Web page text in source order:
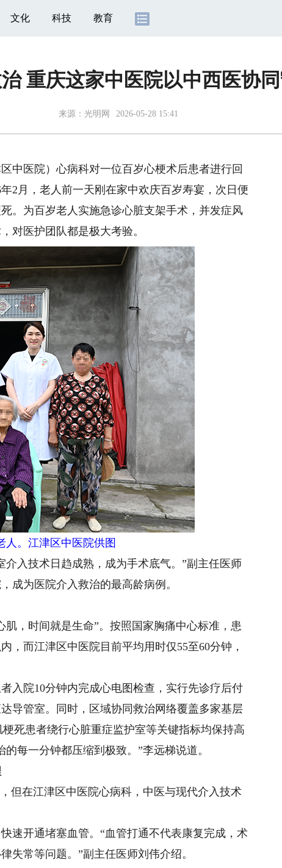
文化 科技 教育
重庆这家中医院以中西医协
来源： 光明网 2026-05-28 15:41
医院）心病科对一位百岁心梗术后患者进行回
2月，老人前一天刚在家中欢庆百岁寿宴，次日便
。为百岁老人实施急诊心脏支架手术，并发症风
对医护团队都是极大考验。
人。江津区中医院供图
入技术日趋成熟，成为手术底气。”副主任医师
成为医院介入救治的最高龄病例。
，时间就是生命”。按照国家胸痛中心标准，患
，而江津区中医院目前平均用时仅55至60分钟，
院10分钟内完成心电图检查，实行先诊疗后付
导管室。同时，区域协同救治网络覆盖多家基层
死患者绕行心脏重症监护室等关键指标均保持高
每一分钟都压缩到极致。”李远梯说道。
在江津区中医院心病科，中医与现代介入技术
开通堵塞血管。“血管打通不代表康复完成，术
失常等问题。”副主任医师刘伟介绍。